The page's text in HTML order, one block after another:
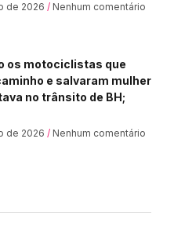
de 2026 Nenhum comentário
os motociclistas que
e salvaram mulher
no trânsito de BH;
de 2026 Nenhum comentário